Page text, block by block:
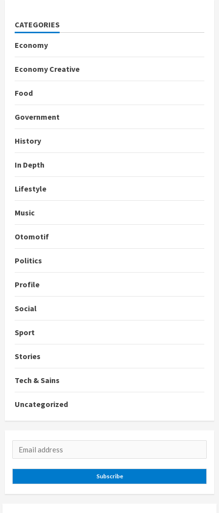
CATEGORIES
Economy
Economy Creative
Food
Government
History
In Depth
Lifestyle
Music
Otomotif
Politics
Profile
Social
Sport
Stories
Tech & Sains
Uncategorized
Subscribe